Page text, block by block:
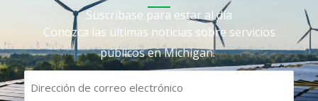
Suscríbase para estar al día
Conozca las últimas noticias sobre servicios
públicos en Michigan.